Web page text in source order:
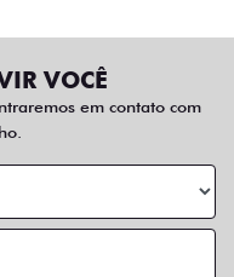
VOCÊ
em contato com